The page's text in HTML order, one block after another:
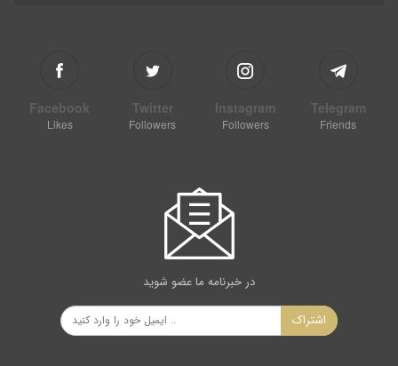
Facebook
Likes
Twitter
Followers
Instagram
Followers
Telegram
Friends
در خبرنامه ما عضو شوید
اشتراک